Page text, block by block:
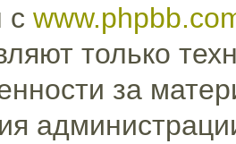
с
только
за